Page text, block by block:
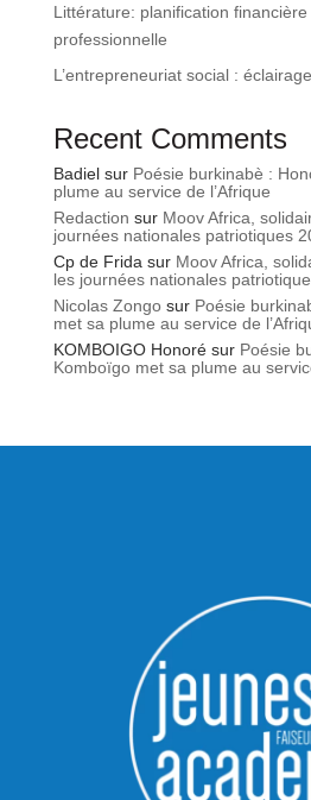
Littérature: planification
professionnelle
L’entrepreneuriat social :
Recent Comments
Badielsur Poésie burkinabè :
plume au service de l’Afrique
Redaction sur Moov Africa,
journées nationales patriotiques
Cp de Frida sur Moov Africa,
les journées nationales
Nicolas Zongosur Poésie
met sa plume au service de
KOMBOIGO Honorésur Poésie
Komboïgo met sa plume au